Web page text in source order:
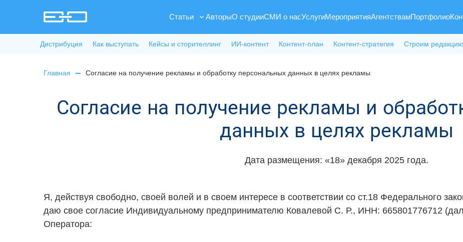
Статьи АвторыО студииСМИ о насУслугиМероприятияАгентствамПортфолио
Дистрибуция Как выступать Кейсы и сторителлинг ИИ-контент Контент-план Контент-стратегия Строим редакцию
Главная Согласие на получение рекламы и обработку персональных данных в целях рекламы
Согласие на получение рекламы и
данных в целях рекламы
Дата размещения: «18» декабря 2025 года.
Я, действуя свободно, своей волей и в своем интересе в соответствии со ст.18 Федерального
даю свое согласие Индивидуальному предпринимателю Ковалевой С. Р., ИНН: 665801776712
Оператора: